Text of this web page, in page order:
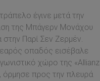
έγινε μετά την
της Μπάγερν Μονάχου
στην Παρί Σεν Ζερμέν.
οπαδός εισέβαλε
χώρο της «Allianz
όρμησε προς την πλευρά